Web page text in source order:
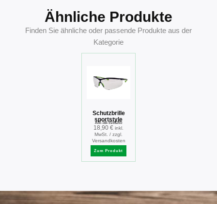
Ähnliche Produkte
Finden Sie ähnliche oder passende Produkte aus der
Kategorie
Schutzbrille
sportstyle
ASI-SB-9193265
18,90 € inkl.
MwSt. / zzgl.
Versandkosten
Zum Produkt